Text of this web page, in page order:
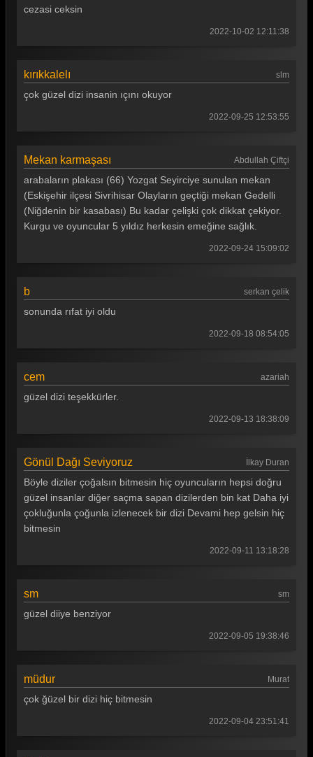
Tüm Bölümleri Göster
cezasi ceksin
2022-10-02 12:11:38
kırıkkalelı slm
çok güzel dizi insanin ıçını okuyor
2022-09-25 12:53:55
Mekan karmaşası Abdullah Çiftçi
arabaların plakası (66) Yozgat Seyirciye sunulan mekan
(Eskişehir ilçesi Sivrihisar Olayların geçtiği mekan Gedelli
(Niğdenin bir kasabası) Bu kadar çelişki çok dikkat çekiyor.
Kurgu ve oyuncular 5 yıldız herkesin emeğine sağlık.
2022-09-24 15:09:02
b serkan çelik
sonunda rıfat iyi oldu
2022-09-18 08:54:05
cem azariah
güzel dizi teşekkürler.
2022-09-13 18:38:09
Gönül Dağı Seviyoruz İlkay Duran
Böyle diziler çoğalsın bitmesin hiç oyuncuların hepsi doğru
güzel insanlar diğer saçma sapan dizilerden bin kat Daha iyi
çokluğunla çoğunla izlenecek bir dizi Devami hep gelsin hiç
bitmesin
2022-09-11 13:18:28
sm sm
güzel diiye benziyor
2022-09-05 19:38:46
müdur Murat
çok ğüzel bir dizi hiç bitmesin
2022-09-04 23:51:41